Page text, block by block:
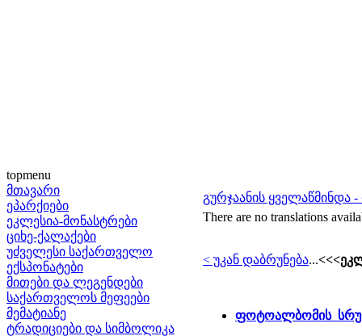
topmenu
მთავარი
ეპარქიები
ეკლესია-მონასტრები
ციხე-ქალაქები
უძველესი საქართველო
ექსპონატები
მითები და ლეგენდები
საქართველოს მეფეები
მემატიანე
ტრადიციები და სიმბოლიკა
გურჯაანის
There are no translations
< უკან დაბრუნება...
ფოტოალბომის